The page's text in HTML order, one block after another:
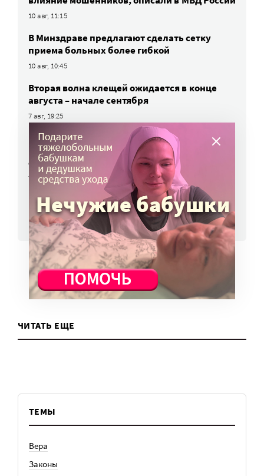
10 авг, 11:15
В Минздраве предлагают сделать сетку
приема больных более гибкой
10 авг, 10:45
Вторая волна клещей ожидается в конце
августа – начале сентября
7 авг, 19:25
Родных, которые могут взять ребенка
из проблемной семьи, предлагают искать
с полицией
7 авг, 17:06
ВСЕ НОВОСТИ
ЧИТАТЬ ЕЩЕ
ТЕМЫ
Вера
Законы